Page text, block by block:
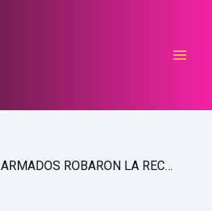
TRES DELINCUENTES ARMADOS ROBARON LA RECAUDACIÓN DE UN SUPERMERCADO EN COMODORO